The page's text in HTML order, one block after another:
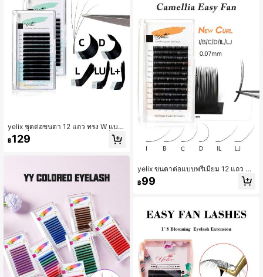
yelix ชุดต่อขนตา 12 แถว ทรง W แบบ
4D แบบแคบ, ขนตาคลัสเตอร์สำเร็จรูป
ฟูผสม C/D/L/M ความยาว 8-15 มม., อุ
฿129
yelix ขนตาต่อแบบพรีเมียม 12 แถว B/
C/CC/D/L Curl Soft Volume Camelli
a แบบคลาสสิก 3D Russian เทียมขนมิ้
และช่างต่อขนตา
฿99